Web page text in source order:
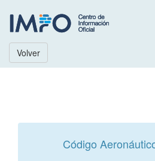
Volver
Código